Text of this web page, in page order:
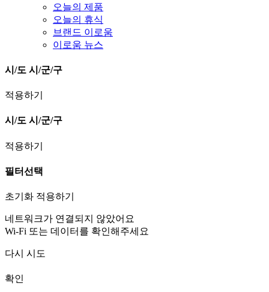
오늘의 제품
오늘의 휴식
브랜드 이로움
이로움 뉴스
시/도 시/군/구
적용하기
시/도 시/군/구
적용하기
필터선택
초기화 적용하기
네트워크가 연결되지 않았어요
Wi-Fi 또는 데이터를 확인해주세요
다시 시도
확인